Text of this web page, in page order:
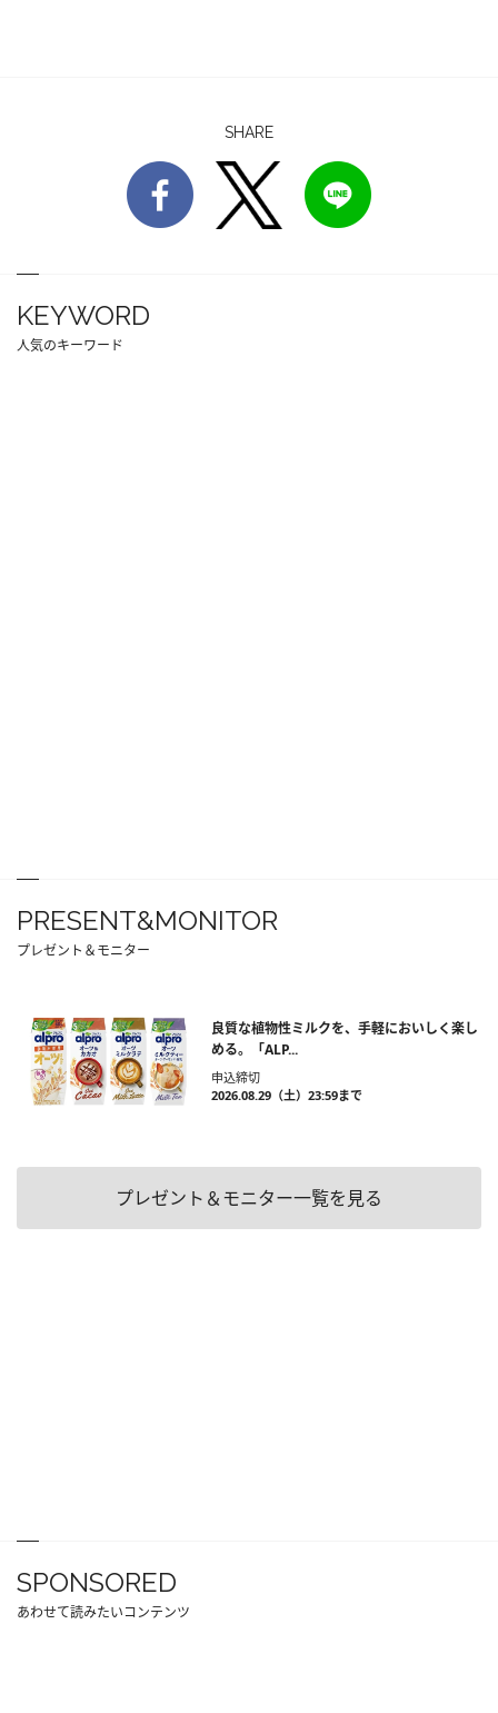
SHARE
KEYWORD
人気のキーワード
PRESENT&MONITOR
プレゼント＆モニター
良質な植物性ミルクを、手軽においしく楽し
める。「ALP...
申込締切
2026.08.29（土）23:59まで
プレゼント＆モニター一覧を見る
SPONSORED
あわせて読みたいコンテンツ